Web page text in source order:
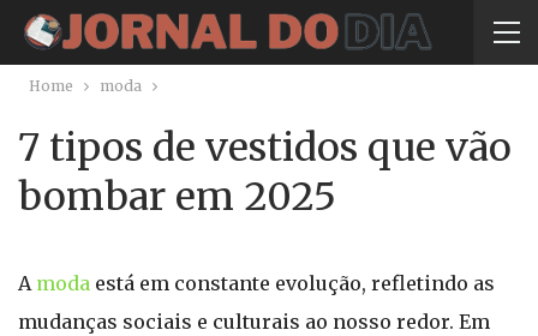
Home moda
7 tipos de vestidos que vão
bombar em 2025
A moda está em constante evolução, refletindo as
mudanças sociais e culturais ao nosso redor. Em